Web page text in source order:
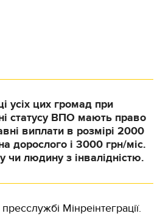
усіх цих громад при
статусу ВПО мають право
виплати в розмірі 2000
дорослого і 3000 грн/міс.
чи людину з інвалідністю.
Мінреінтеграції.